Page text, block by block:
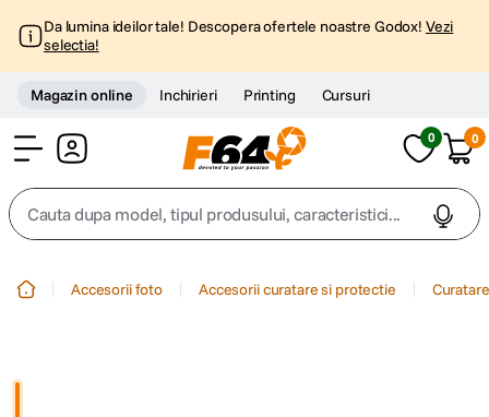
Da lumina ideilor tale! Descopera ofertele noastre Godox! Vezi
selectia!
Magazin online Inchirieri Printing Cursuri
0 0
Cauta dupa model, tipul produsului, caracteristici...
Accesorii foto Accesorii curatare si protectie